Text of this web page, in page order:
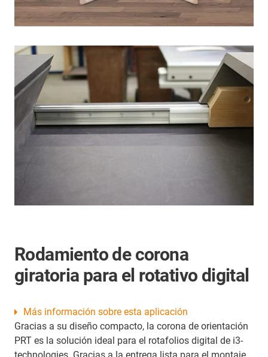
Rodamiento de corona
giratoria para el rotativo digital
Gracias a su diseño compacto, la corona de orientación
PRT es la solución ideal para el rotafolios digital de i3-
technologies. Gracias a la entrega lista para el montaje,
Más información sobre esta aplicación